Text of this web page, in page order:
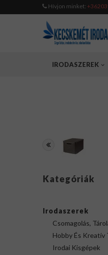
Hívjon minket:
IRODASZEREK
Kategóriák
Irodaszerek
Csomagolás,
Hobby És Kreatív
Irodai Kisgépek